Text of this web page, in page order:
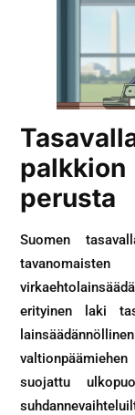
perusta
Suomen
erityinen laki
suojattu